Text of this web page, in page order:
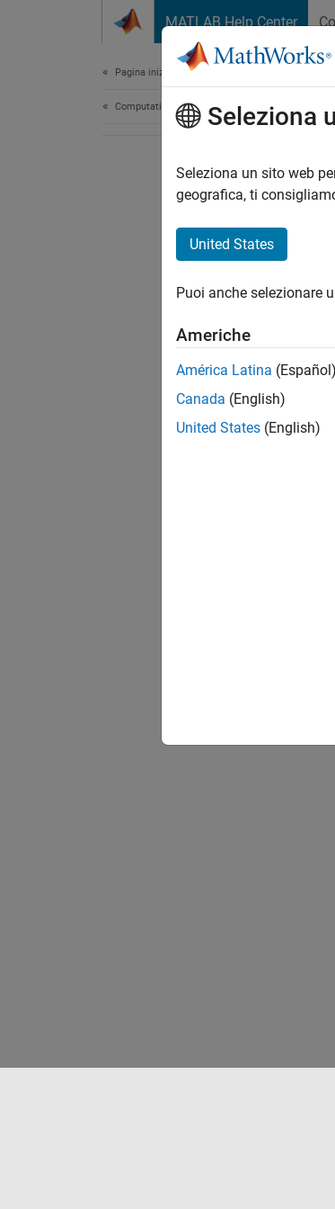
MATLAB Help Center
Pagina iniziale della documentazione
Computational BiologySeleziona
Seleziona un sito web
geografica, ti
United States
Puoi anche selezionare
Americhe
América Latina (Español)
Canada (English)
United States (English)